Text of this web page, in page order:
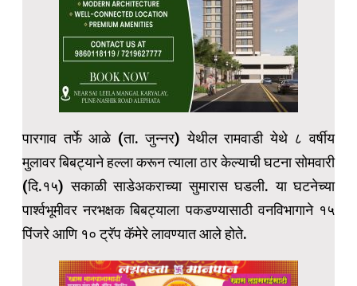
पारगाव तर्फे आळे (ता. जुन्नर) येथील रामवाडी येथे ८ वर्षीय
मुलावर बिबट्याने हल्ला करून त्याला ठार केल्याची घटना सोमवारी
(दि.१५) सकाळी साडेअकराच्या सुमारास घडली. या घटनेच्या
पार्श्वभूमीवर नरभक्षक बिबट्याला पकडण्यासाठी वनविभागाने १५
पिंजरे आणि १० ट्रॅप कॅमेरे लावण्यात आले होते.